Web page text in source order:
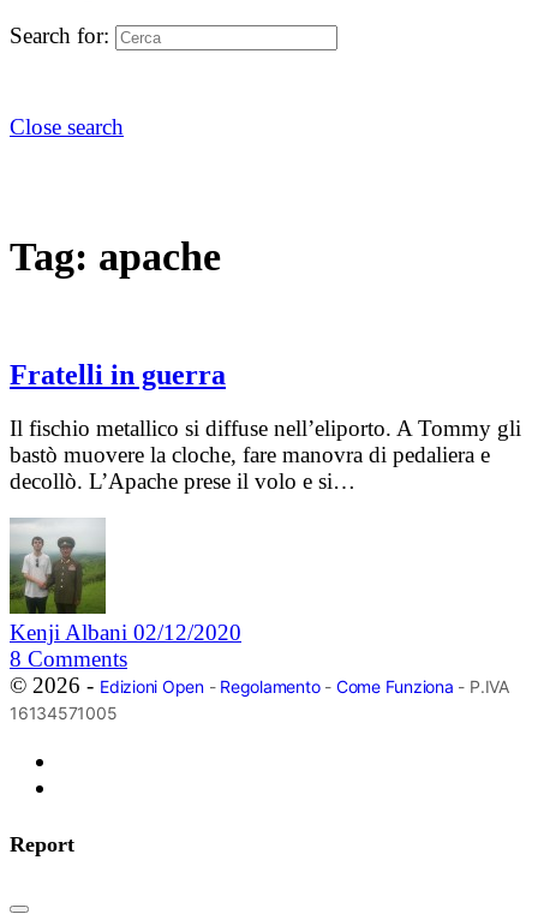
Search for:
Close search
Tag: apache
Fratelli in guerra
Il fischio metallico si diffuse nell’eliporto. A Tommy gli
bastò muovere la cloche, fare manovra di pedaliera e
decollò. L’Apache prese il volo e si…
Kenji Albani 02/12/2020
8 Comments
© 2026 - Edizioni Open- Regolamento- Come Funziona - P.IVA
16134571005
Report